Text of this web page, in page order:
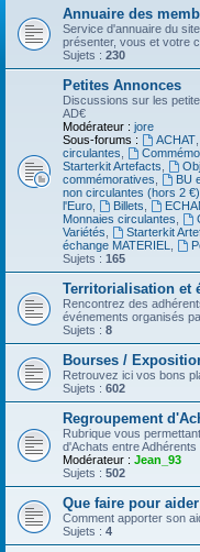
Annuaire des
Service d'annuaire du
présenter, vous et votre
Sujets : 230
Petites Annonces
Discussions sur les
AD€
Modérateur : jore
Sous-forums :
ACHAT,
circulantes
Starterkit Artefacts
commémoratives
BU
non circulantes (hors 2 €)
l'Euro
Billets
Monnaies circulantes
Variétés
Starterkit
échange MATERIEL
Sujets : 165
Territorialisation et
Rencontrez des
événements organisés
Sujets : 8
Bourses /
Retrouvez ici vos bons
Sujets : 602
Regroupement
Rubrique vous
d'Achats entre Adhérents
Modérateur : Jean_93
Sujets : 502
Que faire pour
Comment apporter son
Sujets : 4